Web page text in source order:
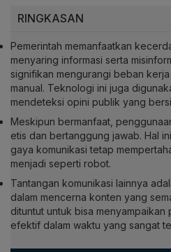
RINGKASAN
Pemerintah memanfaatkan
menyaring informasi serta
signifikan mengurangi beban
manual. Teknologi ini juga
mendeteksi opini publik yang
Meskipun bermanfaat,
etis dan bertanggung jawab. Hal
gaya komunikasi tetap
menjadi seperti robot.
Tantangan komunikasi lainnya
dalam mencerna konten yang
dituntut untuk bisa menyampaikan
efektif dalam waktu yang sangat